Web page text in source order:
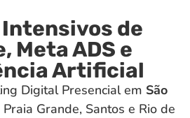
de
Meta ADS e
Artificial
Digital Presencial em São
Praia Grande, Santos e Rio de